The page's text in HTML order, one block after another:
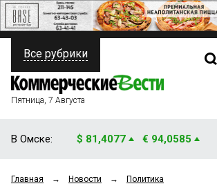
ПОЛИТИКА
ФИНАНСЫ
ОБЩЕСТВО
Все рубрики
Пятница, 7 Августа
В Омске: $ 81,4077 € 94,0585
Главная → Новости → Политика